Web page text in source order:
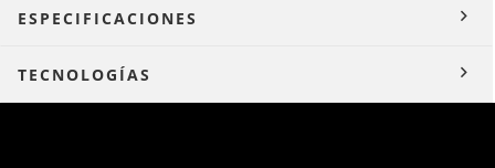
ESPECIFICACIONES
TECNOLOGÍAS